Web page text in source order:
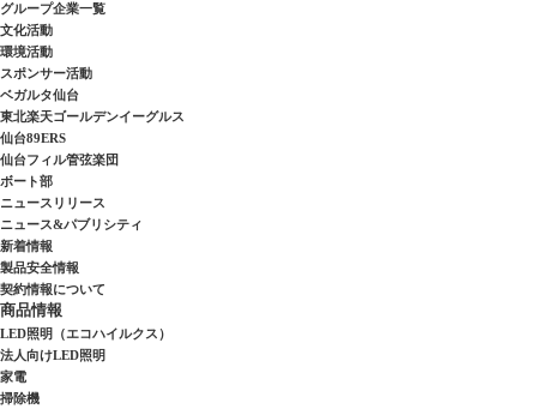
グループ企業一覧
文化活動
環境活動
スポンサー活動
ベガルタ仙台
東北楽天ゴールデンイーグルス
仙台89ERS
仙台フィル管弦楽団
ボート部
ニュースリリース
ニュース&パブリシティ
新着情報
製品安全情報
契約情報について
商品情報
LED照明（エコハイルクス）
法人向けLED照明
家電
掃除機